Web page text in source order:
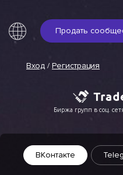
Продать
Вход / Регистрация
Биржа групп в соц.
ВКонтакте